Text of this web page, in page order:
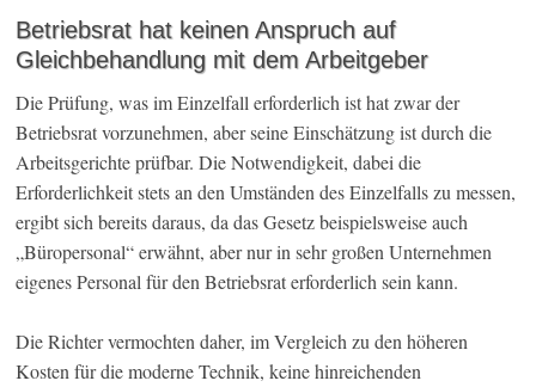
Betriebsrat hat keinen Anspruch auf
Gleichbehandlung mit dem Arbeitgeber
Die Prüfung, was im Einzelfall erforderlich ist hat zwar der
Betriebsrat vorzunehmen, aber seine Einschätzung ist durch die
Arbeitsgerichte prüfbar. Die Notwendigkeit, dabei die
Erforderlichkeit stets an den Umständen des Einzelfalls zu messen,
ergibt sich bereits daraus, da das Gesetz beispielsweise auch
„Büropersonal“ erwähnt, aber nur in sehr großen Unternehmen
eigenes Personal für den Betriebsrat erforderlich sein kann.
Die Richter vermochten daher, im Vergleich zu den höheren
Kosten für die moderne Technik, keine hinreichenden